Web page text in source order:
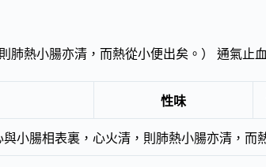
肺熱小腸亦清，而熱從小便出矣。） 通氣止血
性味
小腸相表裏，心火清，則肺熱小腸亦清，而